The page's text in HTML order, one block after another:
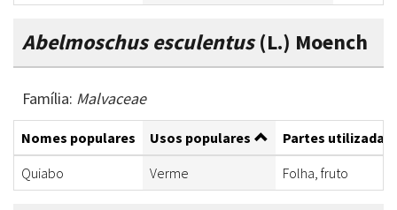
Abelmoschus esculentus(L.) Moench
Família: Malvaceae
Nomes populares Usos populares
Partes utilizadas
Quiabo
Verme Folha, fruto